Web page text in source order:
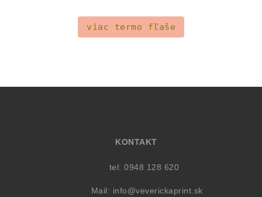
viac termo fľaše
KONTAKT
tel: 0948 128 620
Mail: info@veverickaprint.sk